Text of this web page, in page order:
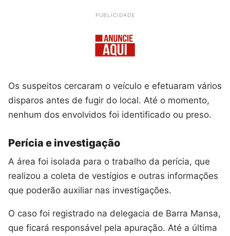
PUBLICIDADE
Os suspeitos cercaram o veículo e efetuaram vários
disparos antes de fugir do local. Até o momento,
nenhum dos envolvidos foi identificado ou preso.
Perícia e investigação
A área foi isolada para o trabalho da perícia, que
realizou a coleta de vestígios e outras informações
que poderão auxiliar nas investigações.
O caso foi registrado na delegacia de Barra Mansa,
que ficará responsável pela apuração. Até a última